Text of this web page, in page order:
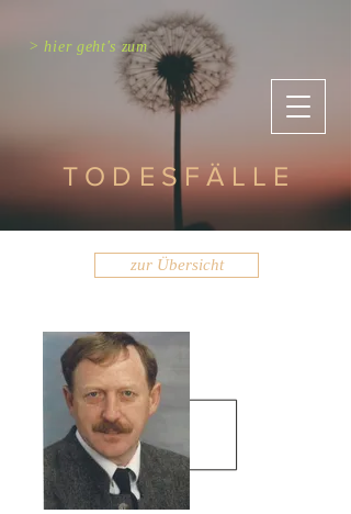
> hier geht's zum
TODESFÄLLE
zur Übersicht